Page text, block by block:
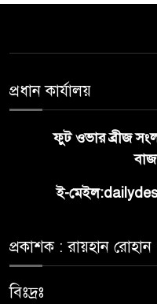
প্রধান কার্যালয়
ফুট ওভার ব্রীজ
ই-
প্রকাশক : রায়হান রোহান
বিঃদ্রঃ